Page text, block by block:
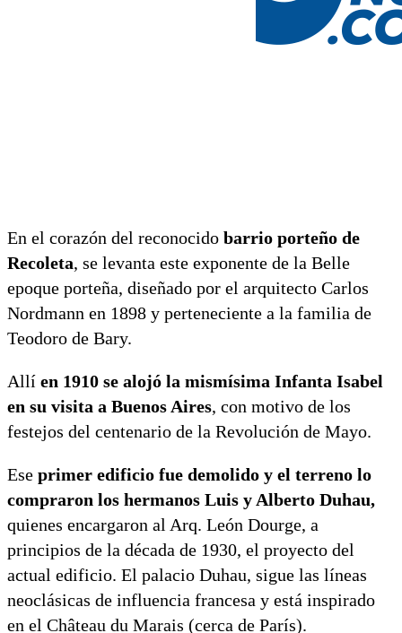
En el corazón del reconocido barrio porteño de
Recoleta, se levanta este exponente de la Belle
epoque porteña, diseñado por el arquitecto Carlos
Nordmann en 1898 y perteneciente a la familia de
Teodoro de Bary.
Allí en 1910 se alojó la mismísima Infanta Isabel
en su visita a Buenos Aires, con motivo de los
festejos del centenario de la Revolución de Mayo.
Ese primer edificio fue demolido y el terreno lo
compraron los hermanos Luis y Alberto Duhau,
quienes encargaron al Arq. León Dourge, a
principios de la década de 1930, el proyecto del
actual edificio. El palacio Duhau, sigue las líneas
neoclásicas de influencia francesa y está inspirado
en el Château du Marais (cerca de París).